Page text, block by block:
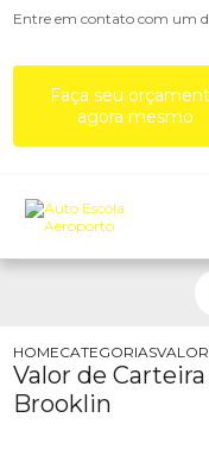
Entre em contato com um
Faça seu
agora mesmo
HOMECATEGORIAS
Valor de
Brooklin